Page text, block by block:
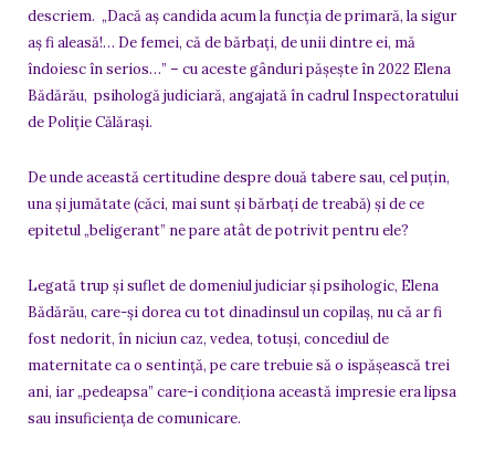
descriem. „Dacă aș candida acum la funcția de primară, la sigur
aș fi aleasă!… De femei, că de bărbați, de unii dintre ei, mă
îndoiesc în serios…” – cu aceste gânduri pășește în 2022 Elena
Bădărău, psihologă judiciară, angajată în cadrul Inspectoratului
de Poliție Călărași.
De unde această certitudine despre două tabere sau, cel puțin,
una și jumătate (căci, mai sunt și bărbați de treabă) și de ce
epitetul „beligerant” ne pare atât de potrivit pentru ele?
Legată trup și suflet de domeniul judiciar și psihologic, Elena
Bădărău, care-și dorea cu tot dinadinsul un copilaș, nu că ar fi
fost nedorit, în niciun caz, vedea, totuși, concediul de
maternitate ca o sentință, pe care trebuie să o ispășească trei
ani, iar „pedeapsa” care-i condiționa această impresie era lipsa
sau insuficiența de comunicare.